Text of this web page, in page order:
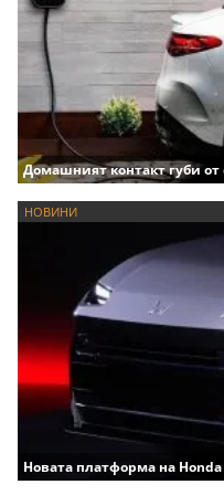
Домашният контакт губи
НОВИНИ
Новата платформа на